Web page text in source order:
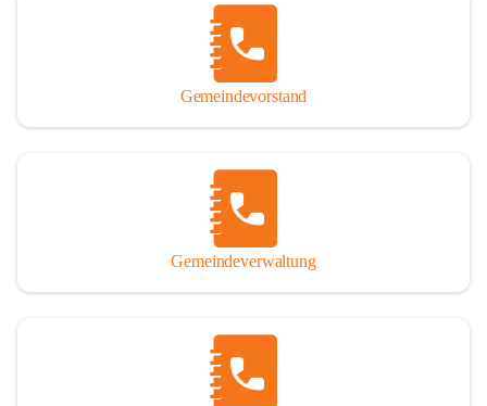
Gemeindevorstand
Gemeindeverwaltung